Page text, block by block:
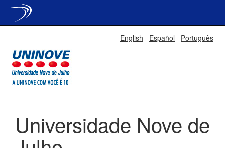
English Español Português
Universidade Nove de